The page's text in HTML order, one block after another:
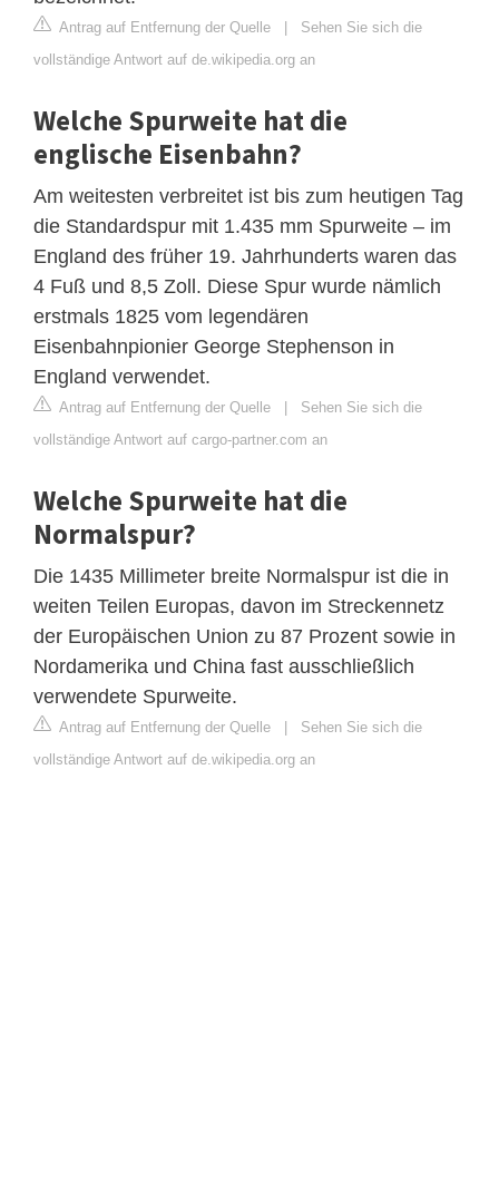
Antrag auf Entfernung der Quelle | Sehen Sie sich die
vollständige Antwort auf de.wikipedia.org an
Welche Spurweite hat die
englische Eisenbahn?
Am weitesten verbreitet ist bis zum heutigen Tag
die Standardspur mit 1.435 mm Spurweite – im
England des früher 19. Jahrhunderts waren das
4 Fuß und 8,5 Zoll. Diese Spur wurde nämlich
erstmals 1825 vom legendären
Eisenbahnpionier George Stephenson in
England verwendet.
Antrag auf Entfernung der Quelle | Sehen Sie sich die
vollständige Antwort auf cargo-partner.com an
Welche Spurweite hat die
Normalspur?
Die 1435 Millimeter breite Normalspur ist die in
weiten Teilen Europas, davon im Streckennetz
der Europäischen Union zu 87 Prozent sowie in
Nordamerika und China fast ausschließlich
verwendete Spurweite.
Antrag auf Entfernung der Quelle | Sehen Sie sich die
vollständige Antwort auf de.wikipedia.org an